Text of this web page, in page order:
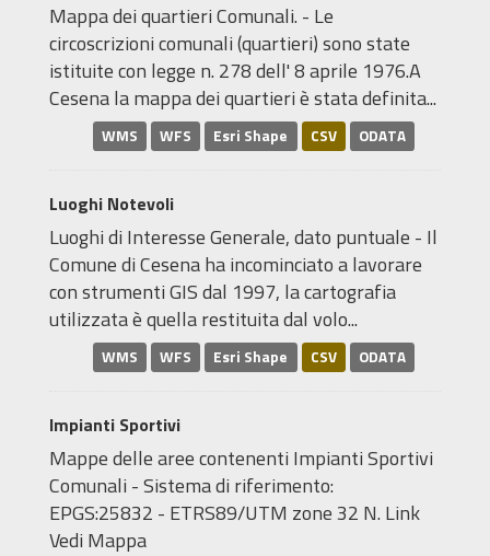
Mappa dei quartieri Comunali. - Le
circoscrizioni comunali (quartieri) sono state
istituite con legge n. 278 dell' 8 aprile 1976.A
Cesena la mappa dei quartieri è stata definita...
WMS WFS Esri Shape CSV ODATA
Luoghi Notevoli
Luoghi di Interesse Generale, dato puntuale - Il
Comune di Cesena ha incominciato a lavorare
con strumenti GIS dal 1997, la cartografia
utilizzata è quella restituita dal volo...
WMS WFS Esri Shape CSV ODATA
Impianti Sportivi
Mappe delle aree contenenti Impianti Sportivi
Comunali - Sistema di riferimento:
EPGS:25832 - ETRS89/UTM zone 32 N. Link
Vedi Mappa